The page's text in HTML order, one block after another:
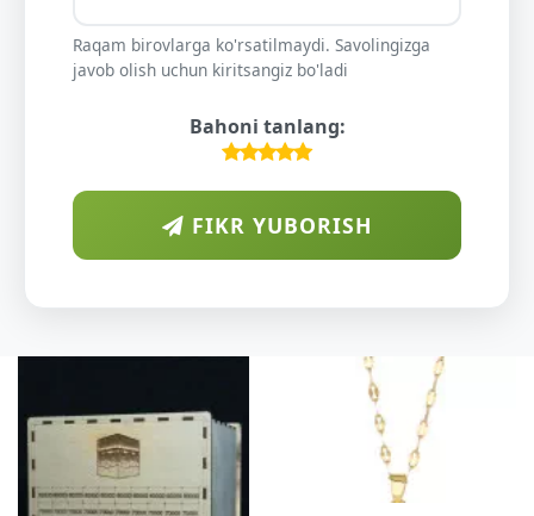
Raqam birovlarga ko'rsatilmaydi. Savolingizga
javob olish uchun kiritsangiz bo'ladi
Bahoni tanlang:
FIKR YUBORISH